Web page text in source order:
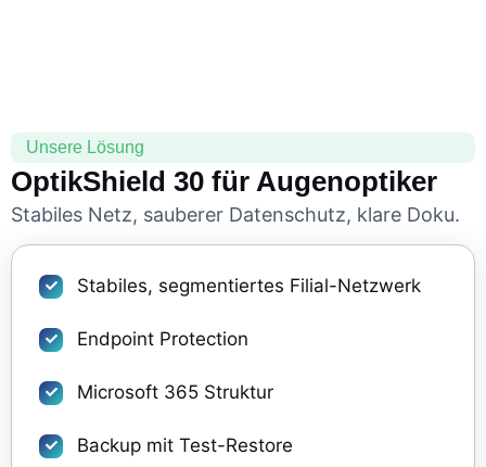
Unsere Lösung
OptikShield 30 für Augenoptiker
Stabiles Netz, sauberer Datenschutz, klare Doku.
Stabiles, segmentiertes Filial-Netzwerk
Endpoint Protection
Microsoft 365 Struktur
Backup mit Test-Restore